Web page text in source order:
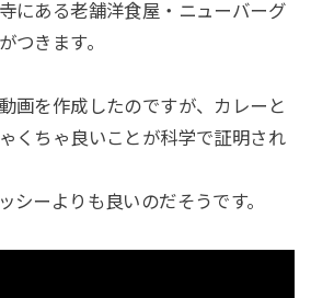
にある老舗洋食屋・ニューバーグ
つきます。
画を作成したのですが、カレーと
くちゃ良いことが科学で証明され
シーよりも良いのだそうです。